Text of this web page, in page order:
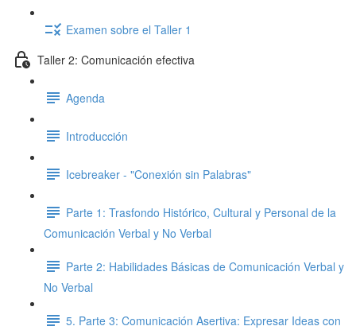
Examen sobre el Taller 1
Taller 2: Comunicación efectiva
Agenda
Introducción
Icebreaker - "Conexión sin Palabras"
Parte 1: Trasfondo Histórico, Cultural y Personal de la
Comunicación Verbal y No Verbal
Parte 2: Habilidades Básicas de Comunicación Verbal y
No Verbal
5. Parte 3: Comunicación Asertiva: Expresar Ideas con